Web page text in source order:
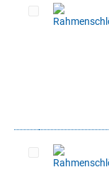
Artikel